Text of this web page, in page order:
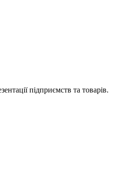
підприємств та товарів.